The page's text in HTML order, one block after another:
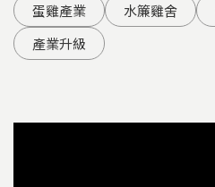
蛋雞產業 水簾雞舍
產業升級